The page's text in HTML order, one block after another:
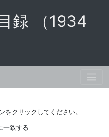
録 （1934
をクリックしてください。
一致する